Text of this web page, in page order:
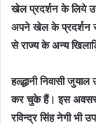
खेल प्रदर्शन के लिये
अपने खेल के प्रदर्शन
से राज्य के अन्य
हल्द्धानी निवासी
कर चुके हैं। इस अवसर
रविन्द्र सिंह नेगी भी